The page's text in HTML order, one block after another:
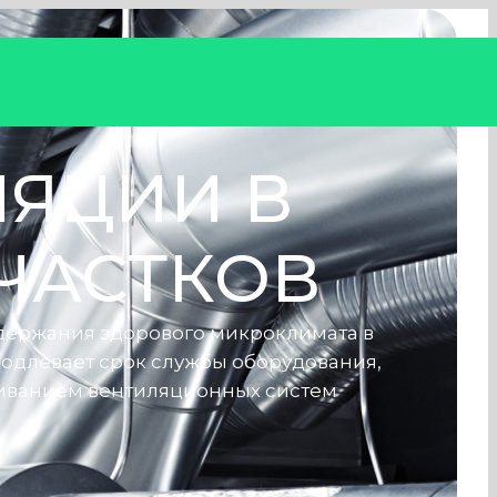
В
здорового микроклимата в
срок службы оборудования,
вентиляционных систем